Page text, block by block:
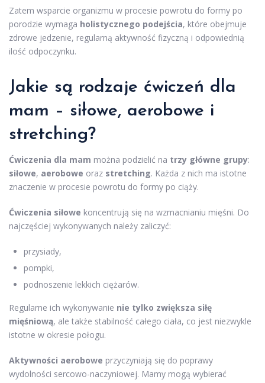
Zatem wsparcie organizmu w procesie powrotu do formy po
porodzie wymaga holistycznego podejścia, które obejmuje
zdrowe jedzenie, regularną aktywność fizyczną i odpowiednią
ilość odpoczynku.
Jakie są rodzaje ćwiczeń dla
mam – siłowe, aerobowe i
stretching?
Ćwiczenia dla mam można podzielić na trzy główne grupy:
siłowe, aerobowe oraz stretching. Każda z nich ma istotne
znaczenie w procesie powrotu do formy po ciąży.
Ćwiczenia siłowe koncentrują się na wzmacnianiu mięśni. Do
najczęściej wykonywanych należy zaliczyć:
przysiady,
pompki,
podnoszenie lekkich ciężarów.
Regularne ich wykonywanie nie tylko zwiększa siłę
mięśniową, ale także stabilność całego ciała, co jest niezwykle
istotne w okresie połogu.
Aktywności aerobowe przyczyniają się do poprawy
wydolności sercowo-naczyniowej. Mamy mogą wybierać